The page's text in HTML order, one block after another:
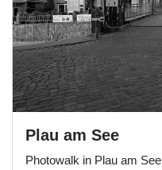
Plau am See
Photowalk in Plau am